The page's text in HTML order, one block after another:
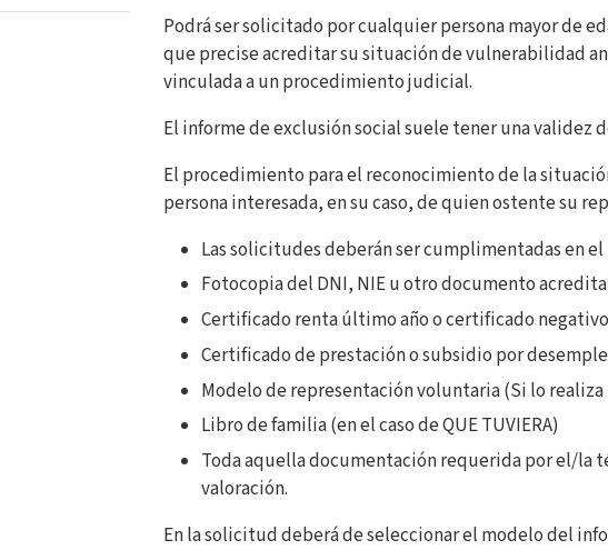
Podrá ser solicitado por cualquier persona mayor de
que precise acreditar su situación de vulnerabilidad
vinculada a un procedimiento judicial.
El informe de exclusión social suele tener una validez
El procedimiento para el reconocimiento de la
persona interesada, en su caso, de quien ostente su
Las solicitudes deberán ser cumplimentadas en
Fotocopia del DNI, NIE u otro documento
Certificado renta último año o certificado negativo
Certificado de prestación o subsidio por
Modelo de representación voluntaria (Si lo
Libro de familia (en el caso de QUE TUVIERA)
Toda aquella documentación requerida por el/la
valoración.
En la solicitud deberá de seleccionar el modelo del